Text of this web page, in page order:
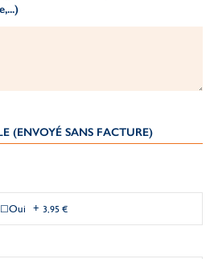
(ENVOYÉ SANS FACTURE)
Oui + 3,95 €